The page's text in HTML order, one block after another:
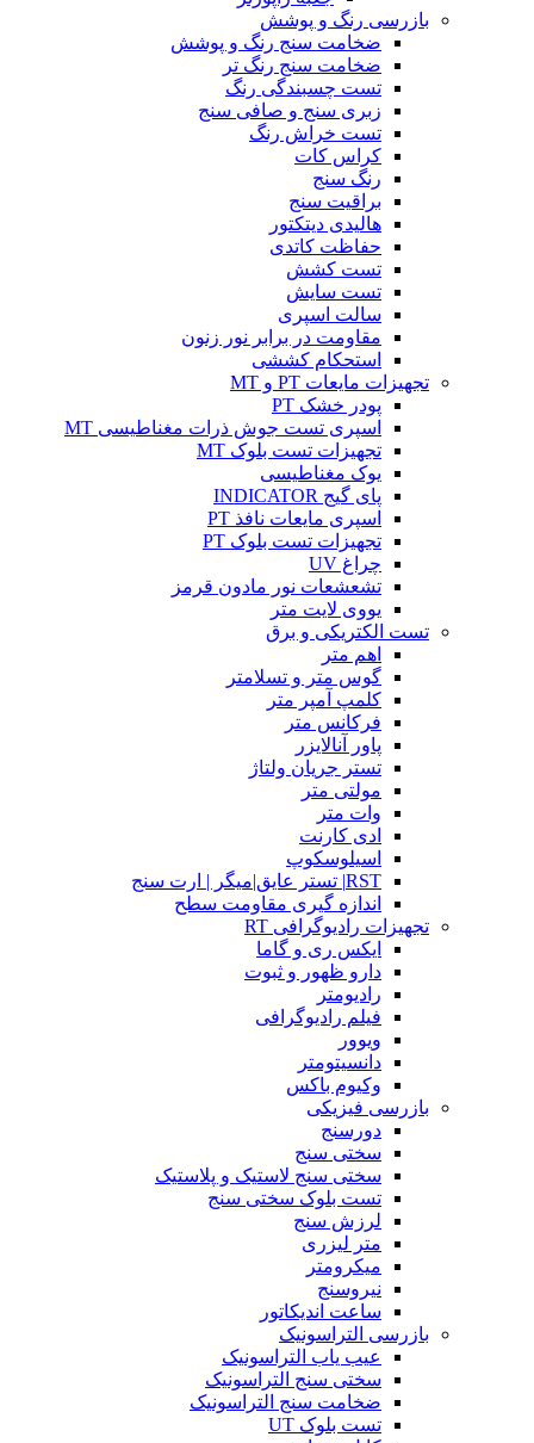
بازرسی رنگ و پوشش
ضخامت سنج رنگ و پوشش
ضخامت سنج رنگ تر
تست چسبندگی رنگ
زبری سنج و صافی سنج
تست خراش رنگ
کراس کات
رنگ سنج
براقیت سنج
هالیدی دیتکتور
حفاظت کاتدی
تست کشش
تست سایش
سالت اسپری
مقاومت در برابر نور زنون
استحکام کششی
تجهیزات مایعات PT و MT
پودر خشک PT
اسپری تست جوش ذرات مغناطیسی MT
تجهیزات تست بلوک MT
یوک مغناطیسی
پای گیج INDICATOR
اسپری مایعات نافذ PT
تجهیزات تست بلوک PT
چراغ UV
تشعشعات نور مادون قرمز
یووی لایت متر
تست الکتریکی و برق
اهم متر
گوس متر و تسلامتر
کلمپ آمپر متر
فرکانس متر
پاور آنالایزر
تستر جریان ولتاژ
مولتی متر
وات متر
ادی کارنت
اسیلوسکوپ
RST| تستر عایق|میگر | ارت سنج
اندازه گیری مقاومت سطح
تجهیزات رادیوگرافی RT
ایکس ری و گاما
دارو ظهور و ثبوت
رادیومتر
فیلم رادیوگرافی
ویوور
دانسیتومتر
وکیوم باکس
بازرسی فیزیکی
دورسنج
سختی سنج
سختی سنج لاستیک و پلاستیک
تست بلوک سختی سنج
لرزش سنج
متر لیزری
میکرومتر
نیروسنج
ساعت اندیکاتور
بازرسی التراسونیک
عیب یاب التراسونیک
سختی سنج التراسونیک
ضخامت سنج التراسونیک
تست بلوک UT